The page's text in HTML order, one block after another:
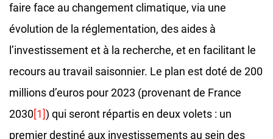
faire face au changement climatique, via une
évolution de la réglementation, des aides à
l’investissement et à la recherche, et en facilitant le
recours au travail saisonnier. Le plan est doté de 200
millions d’euros pour 2023 (provenant de France
2030[1]) qui seront répartis en deux volets : un
premier destiné aux investissements au sein des